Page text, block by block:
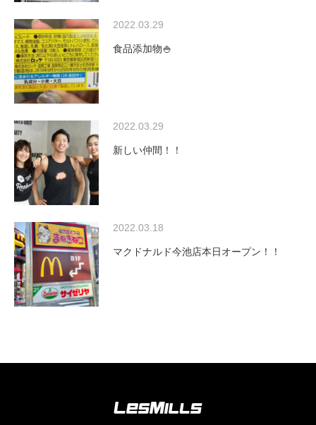
2022.03.29
食品添加物🍚
2022.03.29
新しい仲間！！
2022.03.18
マクドナルド今池店本日オープン！！